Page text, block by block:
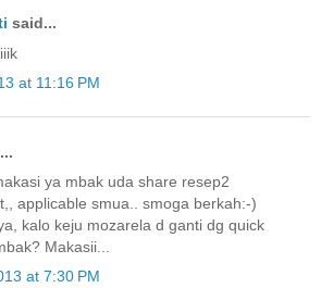
said...
at 11:16 PM
ya mbak uda share resep2
applicable smua.. smoga berkah:-)
kalo keju mozarela d ganti dg quick
Makasii...
at 7:30 PM